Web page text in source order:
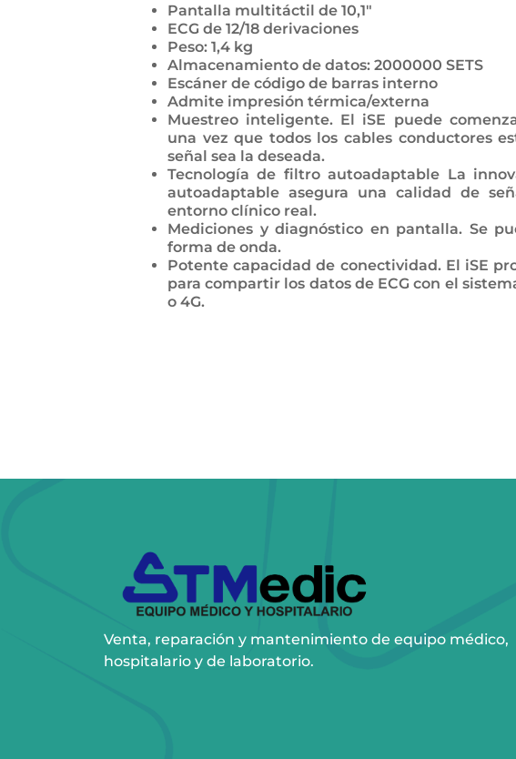
Pantalla multitáctil de 10,1″
ECG de 12/18 derivaciones
Peso: 1,4 kg
Almacenamiento de datos: 2000000 SETS
Escáner de código de barras interno
Admite impresión térmica/externa
Muestreo inteligente. El iSE puede
una vez que todos los cables conductores
señal sea la deseada.
Tecnología de filtro autoadaptable La
autoadaptable asegura una calidad de
entorno clínico real.
Mediciones y diagnóstico en pantalla. Se
forma de onda.
Potente capacidad de conectividad. El iSE
para compartir los datos de ECG con el
o 4G.
Venta, reparación y mantenimiento de equipo médico,
hospitalario y de laboratorio.